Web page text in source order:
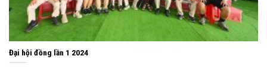
Đại hội đồng lần 1 2024